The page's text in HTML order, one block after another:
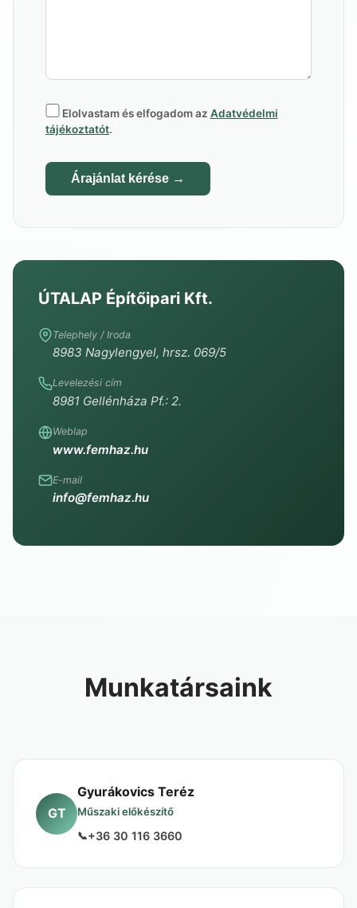
Elolvastam és elfogadom az Adatvédelmi
tájékoztatót.
Árajánlat kérése →
ÚTALAP Építőipari Kft.
Telephely / Iroda
8983 Nagylengyel, hrsz. 069/5
Levelezési cím
8981 Gellénháza Pf.: 2.
Weblap
www.femhaz.hu
E-mail
info@femhaz.hu
Munkatársaink
GT
Gyurákovics Teréz
Műszaki előkészítő
+36 30 116 3660